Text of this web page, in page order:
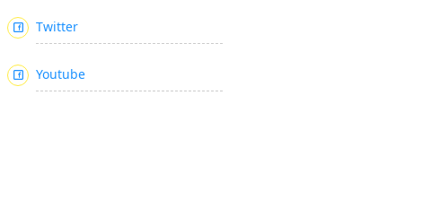
Twitter
Youtube